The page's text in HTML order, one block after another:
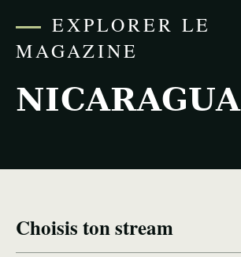
EXPLORER LE
MAGAZINE
NICARAGUA
Choisis ton stream